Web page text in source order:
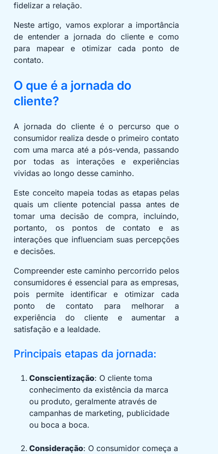
fidelizar a relação.
Neste artigo, vamos explorar a importância
de entender a jornada do cliente e como
para mapear e otimizar cada ponto de
contato.
O que é a jornada do
cliente?
A jornada do cliente é o percurso que o
consumidor realiza desde o primeiro contato
com uma marca até a pós-venda, passando
por todas as interações e experiências
vividas ao longo desse caminho.
Este conceito mapeia todas as etapas pelas
quais um cliente potencial passa antes de
tomar uma decisão de compra, incluindo,
portanto, os pontos de contato e as
interações que influenciam suas percepções
e decisões.
Compreender este caminho percorrido pelos
consumidores é essencial para as empresas,
pois permite identificar e otimizar cada
ponto de contato para melhorar a
experiência do cliente e aumentar a
satisfação e a lealdade.
Principais etapas da jornada:
Conscientização: O cliente toma
conhecimento da existência da marca
ou produto, geralmente através de
campanhas de marketing, publicidade
ou boca a boca.
Consideração: O consumidor começa a